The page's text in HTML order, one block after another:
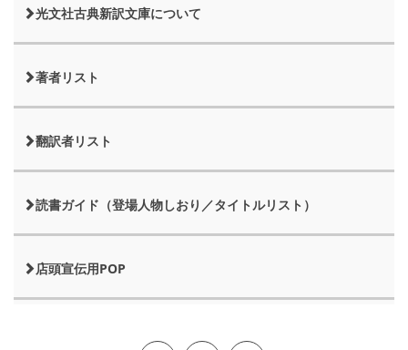
光文社古典新訳文庫について
著者リスト
翻訳者リスト
読書ガイド（登場人物しおり／タイトルリスト）
店頭宣伝用POP